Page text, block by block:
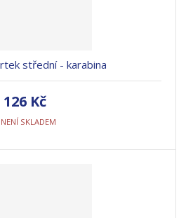
střední - karabina
126 Kč
NENÍ SKLADEM